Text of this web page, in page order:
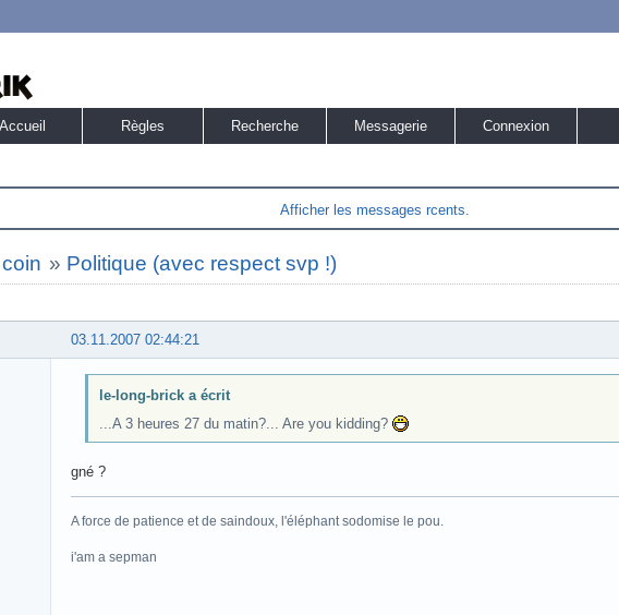
Accueil Règles Recherche Messagerie Connexion
Afficher les messages rcents.
» Politique (avec respect svp !)
03.11.2007 02:44:21
le-long-brick a écrit
...A 3 heures 27 du matin?... Are you kidding?
gné ?
A force de patience et de saindoux, l'éléphant sodomise le pou.
i'am a sepman